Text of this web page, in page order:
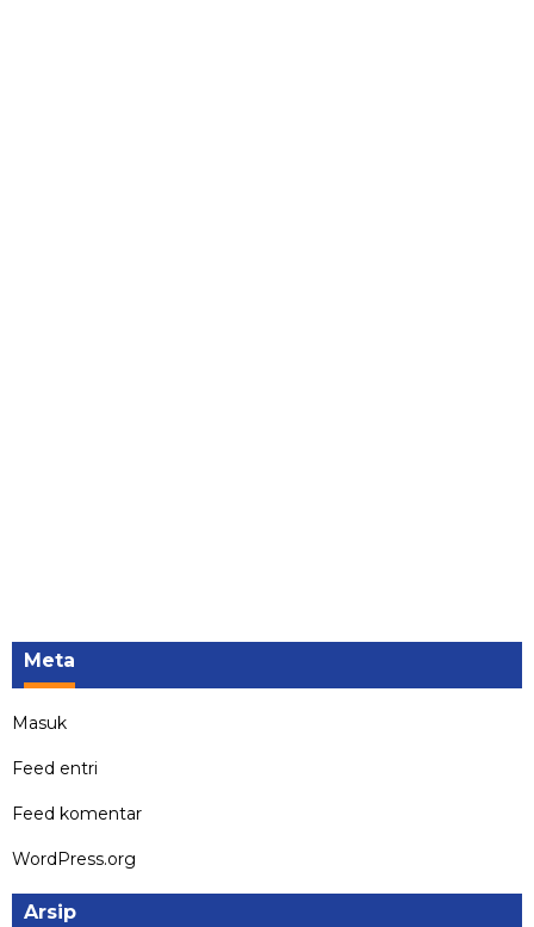
Meta
Masuk
Feed entri
Feed komentar
WordPress.org
Arsip